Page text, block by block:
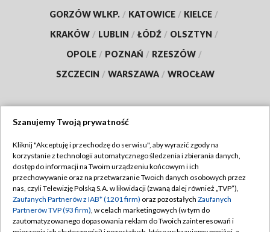
GORZÓW WLKP. / KATOWICE / KIELCE /
KRAKÓW / LUBLIN / ŁÓDŹ / OLSZTYN /
OPOLE / POZNAŃ / RZESZÓW /
SZCZECIN / WARSZAWA / WROCŁAW
TVP
Abonament TVP
Emisja w TVP
Centrum informacji TVP
Regulamin TVP
Polityka prywatności
Moje zgody
Szanujemy Twoją prywatność
Kliknij "Akceptuję i przechodzę do serwisu", aby wyrazić zgody na
korzystanie z technologii automatycznego śledzenia i zbierania danych,
dostęp do informacji na Twoim urządzeniu końcowym i ich
przechowywanie oraz na przetwarzanie Twoich danych osobowych przez
nas, czyli Telewizję Polską S.A. w likwidacji (zwaną dalej również „TVP”),
Zaufanych Partnerów z IAB* (1201 firm) oraz pozostałych Zaufanych
Partnerów TVP (93 firm), w celach marketingowych (w tym do
zautomatyzowanego dopasowania reklam do Twoich zainteresowań i